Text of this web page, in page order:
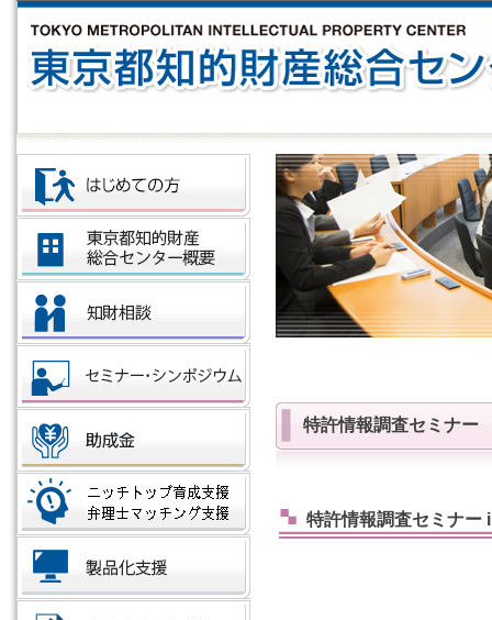
特許情報調査セミナー
特許情報調査セミナ